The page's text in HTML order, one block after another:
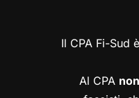
Il CPA Fi-Sud
Al CPA non